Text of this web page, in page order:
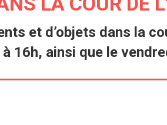
et d’objets dans la
16h, ainsi que le